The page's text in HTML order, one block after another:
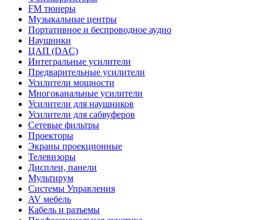
FM тюнеры
Музыкальные центры
Портативное и беспроводное аудио
Наушники
ЦАП (DAC)
Интегральные усилители
Предварительные усилители
Усилители мощности
Многоканальные усилители
Усилители для наушников
Усилители для сабвуферов
Сетевые фильтры
Проекторы
Экраны проекционные
Телевизоры
Дисплеи, панели
Мультирум
Системы Управления
AV мебель
Кабель и разъемы